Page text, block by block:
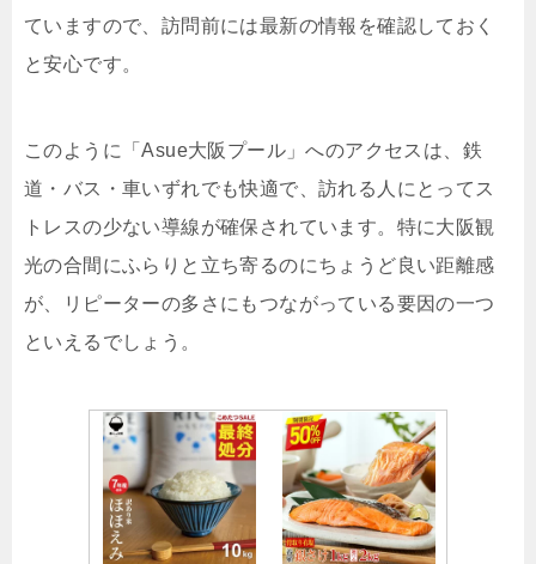
ていますので、訪問前には最新の情報を確認しておく
と安心です。
このように「Asue大阪プール」へのアクセスは、鉄
道・バス・車いずれでも快適で、訪れる人にとってス
トレスの少ない導線が確保されています。特に大阪観
光の合間にふらりと立ち寄るのにちょうど良い距離感
が、リピーターの多さにもつながっている要因の一つ
といえるでしょう。